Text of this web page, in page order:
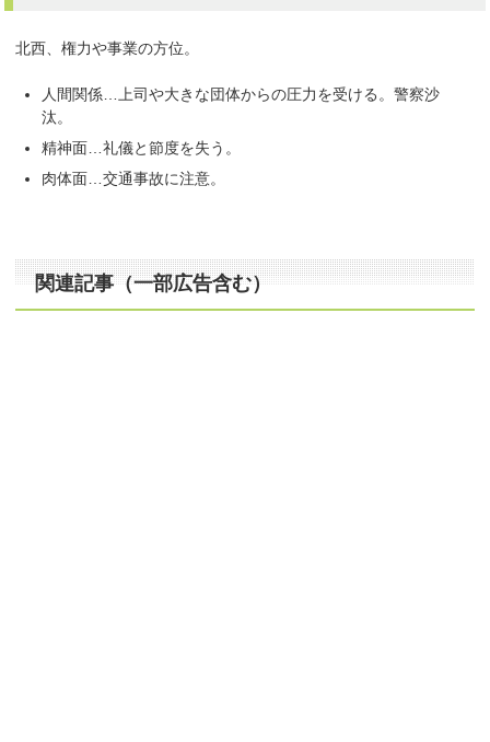
北西、権力や事業の方位。
人間関係…上司や大きな団体からの圧力を受ける。警察沙
汰。
精神面…礼儀と節度を失う。
肉体面…交通事故に注意。
関連記事（一部広告含む）